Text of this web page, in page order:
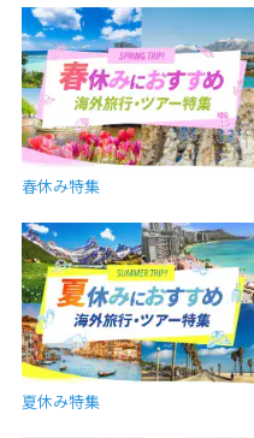
春休み特集
夏休み特集